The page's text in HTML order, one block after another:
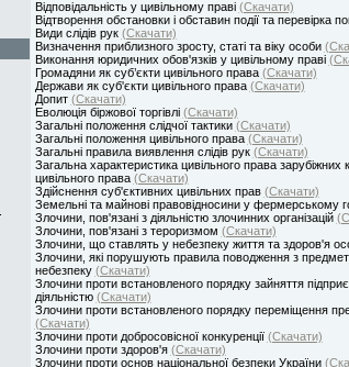
Відповідальність у цивільному праві (Скачати)
Відтворення обстановки і обставин події та перевірка
Види слідів рук (Скачати)
Визначення приблизного зросту, статі та віку особи
Виконання юридичних обов'язків у цивільному праві
Громадяни як суб’єкти цивільного права (Скачати)
Держави як суб'єкти цивільного права (Скачати)
Допит (Скачати)
Еволюція біржової торгівлі (Скачати)
Загальні положення слідчої тактики (Скачати)
Загальні положення цивільного права (Скачати)
Загальні правила виявлення слідів рук (Скачати)
Загальна характеристика цивільного права зарубіжних
цивільного права (Скачати)
Здійснення суб'єктивних цивільних прав (Скачати)
Земельні та майнові правовідносини у фермерському
Злочини, пов'язані з діяльністю злочинних організацій
Злочини, пов'язані з тероризмом (Скачати)
Злочини, що ставлять у небезпеку життя та здоров'я
Злочини, які порушують правила поводження з
небезпеку (Скачати)
Злочини проти встановленого порядку зайняття
діяльністю (Скачати)
Злочини проти встановленого порядку переміщення
(Скачати)
Злочини проти добросовісної конкуренції (Скачати)
Злочини проти здоров'я (Скачати)
Злочини проти основ національної безпеки України